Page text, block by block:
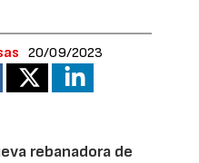
20/09/2023
rebanadora de